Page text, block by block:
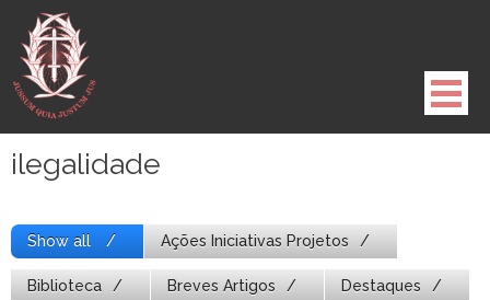
para
conteúdo
ilegalidade
Show all Ações Iniciativas Projetos
Biblioteca Breves Artigos Destaques